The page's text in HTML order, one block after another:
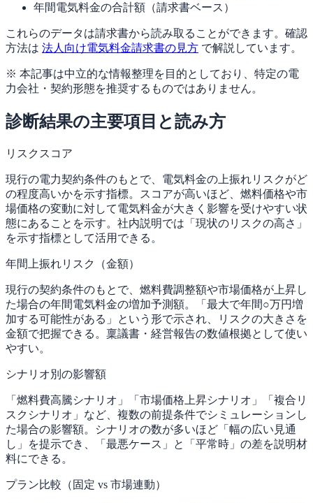
年間電気料金の合計額（請求書ベース）
これらのデータは請求書から読み取ることができます。確認
方法は 法人向け電気料金請求書の見方 で解説しています。
※ 本記事は中立的な情報整理を目的としており、特定の電
力会社・契約形態を推奨するものではありません。
診断結果の主要項目と読み方
リスクスコア
現行の電力契約条件のもとで、電気料金の上振れリスクがど
の程度高いかを示す指標。スコアが高いほど、燃料価格や市
場価格の変動に対して電気料金が大きく影響を受けやすい状
態にあることを示す。社内説明では「現状のリスクの高さ」
を示す指標として活用できる。
年間上振れリスク（金額）
現行の契約条件のもとで、燃料費調整額や市場価格が上昇し
た場合の年間電気料金の増加予測額。「最大で年間○万円増
加する可能性がある」という形で示され、リスクの大きさを
金額で把握できる。稟議書・経営報告の数値根拠として使い
やすい。
シナリオ別の影響額
「燃料費高騰シナリオ」「市場価格上昇シナリオ」「複合リ
スクシナリオ」など、複数の前提条件でシミュレーションし
た場合の影響額。シナリオの数が多いほど「幅の広い見通
し」を提示でき、「最悪ケース」と「平常時」の差を説明材
料にできる。
プラン比較（固定 vs 市場連動）